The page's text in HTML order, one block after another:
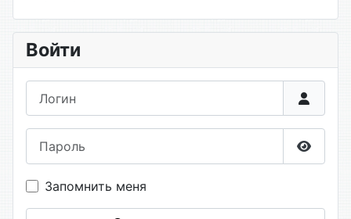
Войти
Запомнить меня